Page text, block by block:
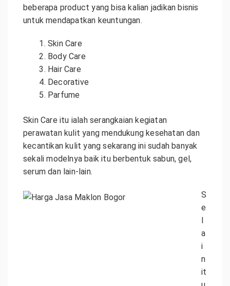
beberapa product yang bisa kalian jadikan bisnis
untuk mendapatkan keuntungan.
Skin Care
Body Care
Hair Care
Decorative
Parfume
Skin Care itu ialah serangkaian kegiatan
perawatan kulit yang mendukung kesehatan dan
kecantikan kulit yang sekarang ini sudah banyak
sekali modelnya baik itu berbentuk sabun, gel,
serum dan lain-lain.
S
e
l
a
i
n
it